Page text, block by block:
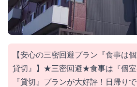
【安心の三密回避プラン『食事は
貸切』】★三密回避★食事は『個室
『貸切』プランが大好評！日帰り